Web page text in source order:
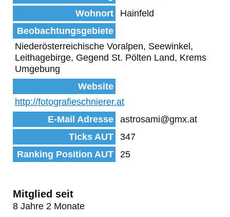
Wohnort
Hainfeld
Beobachtungsgebiete
Niederösterreichische Voralpen, Seewinkel,
Leithagebirge, Gegend St. Pölten Land, Krems
Umgebung
Website
http://fotografieschnierer.at
E-Mail Adresse
astrosami@gmx.at
Ticks AUT
347
Ranking Position AUT
25
Mitglied seit
8 Jahre 2 Monate